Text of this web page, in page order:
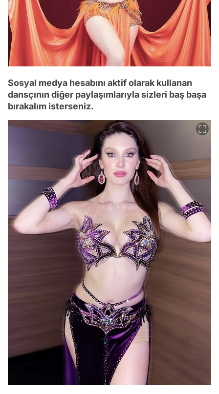
Sosyal medya hesabını aktif olarak kullanan
dansçının diğer paylaşımlarıyla sizleri baş başa
bırakalım isterseniz.